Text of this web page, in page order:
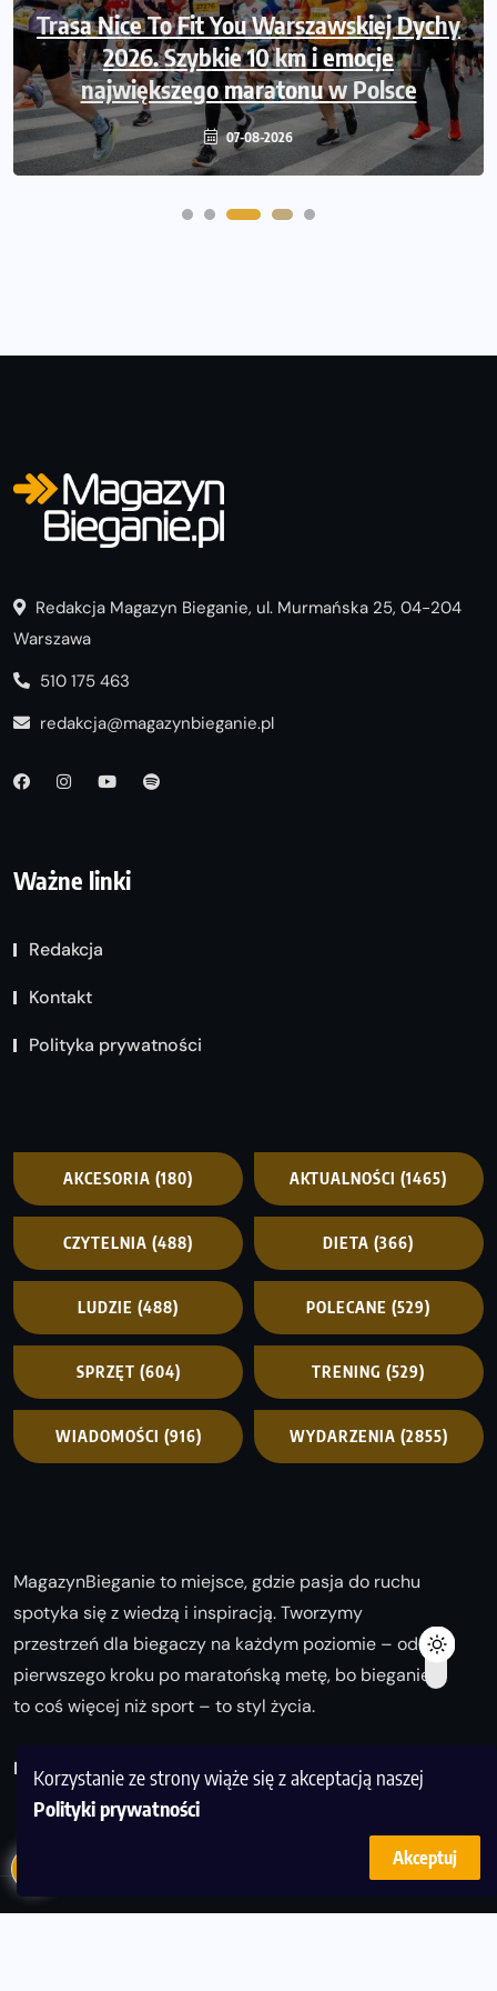
Korzystanie ze strony wiąże się z akceptacją naszej
Polityki prywatności
Akceptuj
Trasa Nice To Fit You Warszawskiej Dychy
2026. Szybkie 10 km i emocje
największego maratonu w Polsce
07-08-2026
Ruszają zapisy na Nice To Fit You Mini
Maraton przy okazji 48. Maratonu
Warszawskiego
06-08-2026
Redakcja Magazyn Bieganie, ul. Murmańska 25, 04-204
Warszawa
510 175 463
redakcja@magazynbieganie.pl
Ważne linki
Redakcja
Kontakt
Polityka prywatności
AKCESORIA (180) AKTUALNOŚCI (1465)
CZYTELNIA (488) DIETA (366)
LUDZIE (488) POLECANE (529)
SPRZĘT (604) TRENING (529)
WIADOMOŚCI (916) WYDARZENIA (2855)
MagazynBieganie to miejsce, gdzie pasja do ruchu
spotyka się z wiedzą i inspiracją. Tworzymy
przestrzeń dla biegaczy na każdym poziomie – od
pierwszego kroku po maratońską metę, bo bieganie
to coś więcej niż sport – to styl życia.
Biegaj z nami i odkrywaj swoją najlepszą wersję!